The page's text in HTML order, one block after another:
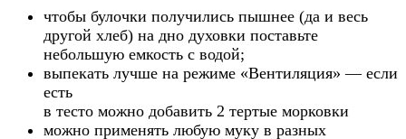
чтобы булочки получились пышнее (да и весь
другой хлеб) на дно духовки поставьте
небольшую емкость с водой;
выпекать лучше на режиме «Вентиляция» — если
есть
в тесто можно добавить 2 тертые морковки
можно применять любую муку в разных